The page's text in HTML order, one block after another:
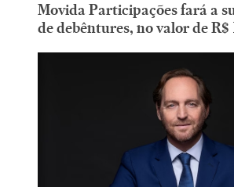
Movida Participações fará a
de debêntures, no valor de R$